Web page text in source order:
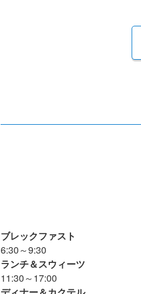
ブレックファスト
6:30～9:30
ランチ＆スウィーツ
11:30～17:00